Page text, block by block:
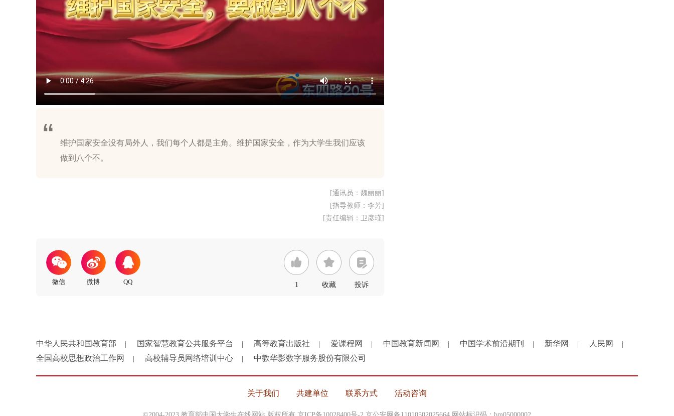
维护国家安全没有局外人，我们每个人都是主角。维护国家安全，作为大学生我们应该
[通讯员：魏丽丽]
[指导教师：李芳]
[责任编辑：卫彦瑾]
1 收藏 投诉
中华人民共和国教育部 国家智慧教育公共服务平台 高等教育出版社 爱课程网 中国教育新闻网 中国学术前沿期刊 新华网 人民网
全国高校思想政治工作网 高校辅导员网络培训中心 中教华影数字服务股份有限公司
关于我们 共建单位 联系方式 活动咨询